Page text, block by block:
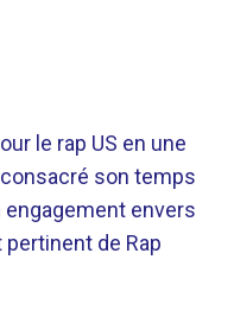
le rap US en une
son temps
engagement envers
de Rap